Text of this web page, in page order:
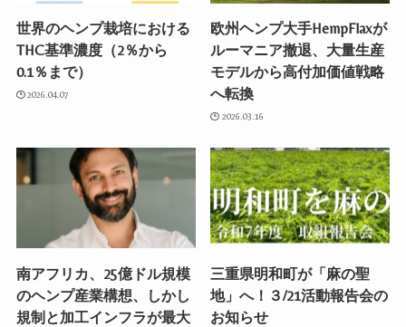
世界のヘンプ栽培における
THC基準濃度（2％から
0.1％まで）
2026.04.07
欧州ヘンプ大手HempFlaxが
ルーマニア撤退、大量生産
モデルから高付加価値戦略
へ転換
2026.03.16
南アフリカ、25億ドル規模
のヘンプ産業構想、しかし
規制と加工インフラが最大
三重県明和町が「麻の聖
地」へ！３/21活動報告会の
お知らせ